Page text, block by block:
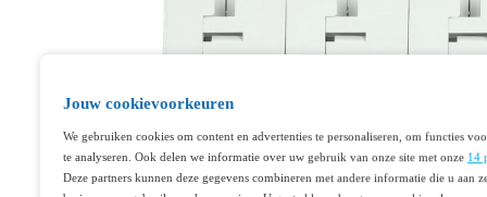
Jouw cookievoorkeuren
We gebruiken cookies om content en advertenties te personaliseren, om functies
te analyseren. Ook delen we informatie over uw gebruik van onze site met onze 14
Deze partners kunnen deze gegevens combineren met andere informatie die u aan